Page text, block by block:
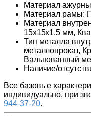
Материал
Материал рамы:
Материал
15x15x1.5 мм,
Тип металла
металлопрокат,
Вальцованный
Наличие/
Все базовые
индивидуально, при
944-37-20.